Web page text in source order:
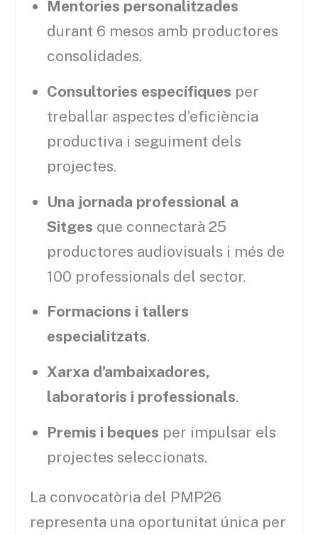
Mentories personalitzades
durant 6 mesos amb productores
consolidades.
Consultories específiques per
treballar aspectes d’eficiència
productiva i seguiment dels
projectes.
Una jornada professional a
Sitges que connectarà 25
productores audiovisuals i més de
100 professionals del sector.
Formacions i tallers
especialitzats.
Xarxa d’ambaixadores,
laboratoris i professionals.
Premis i beques per impulsar els
projectes seleccionats.
La convocatòria del PMP26
representa una oportunitat única per